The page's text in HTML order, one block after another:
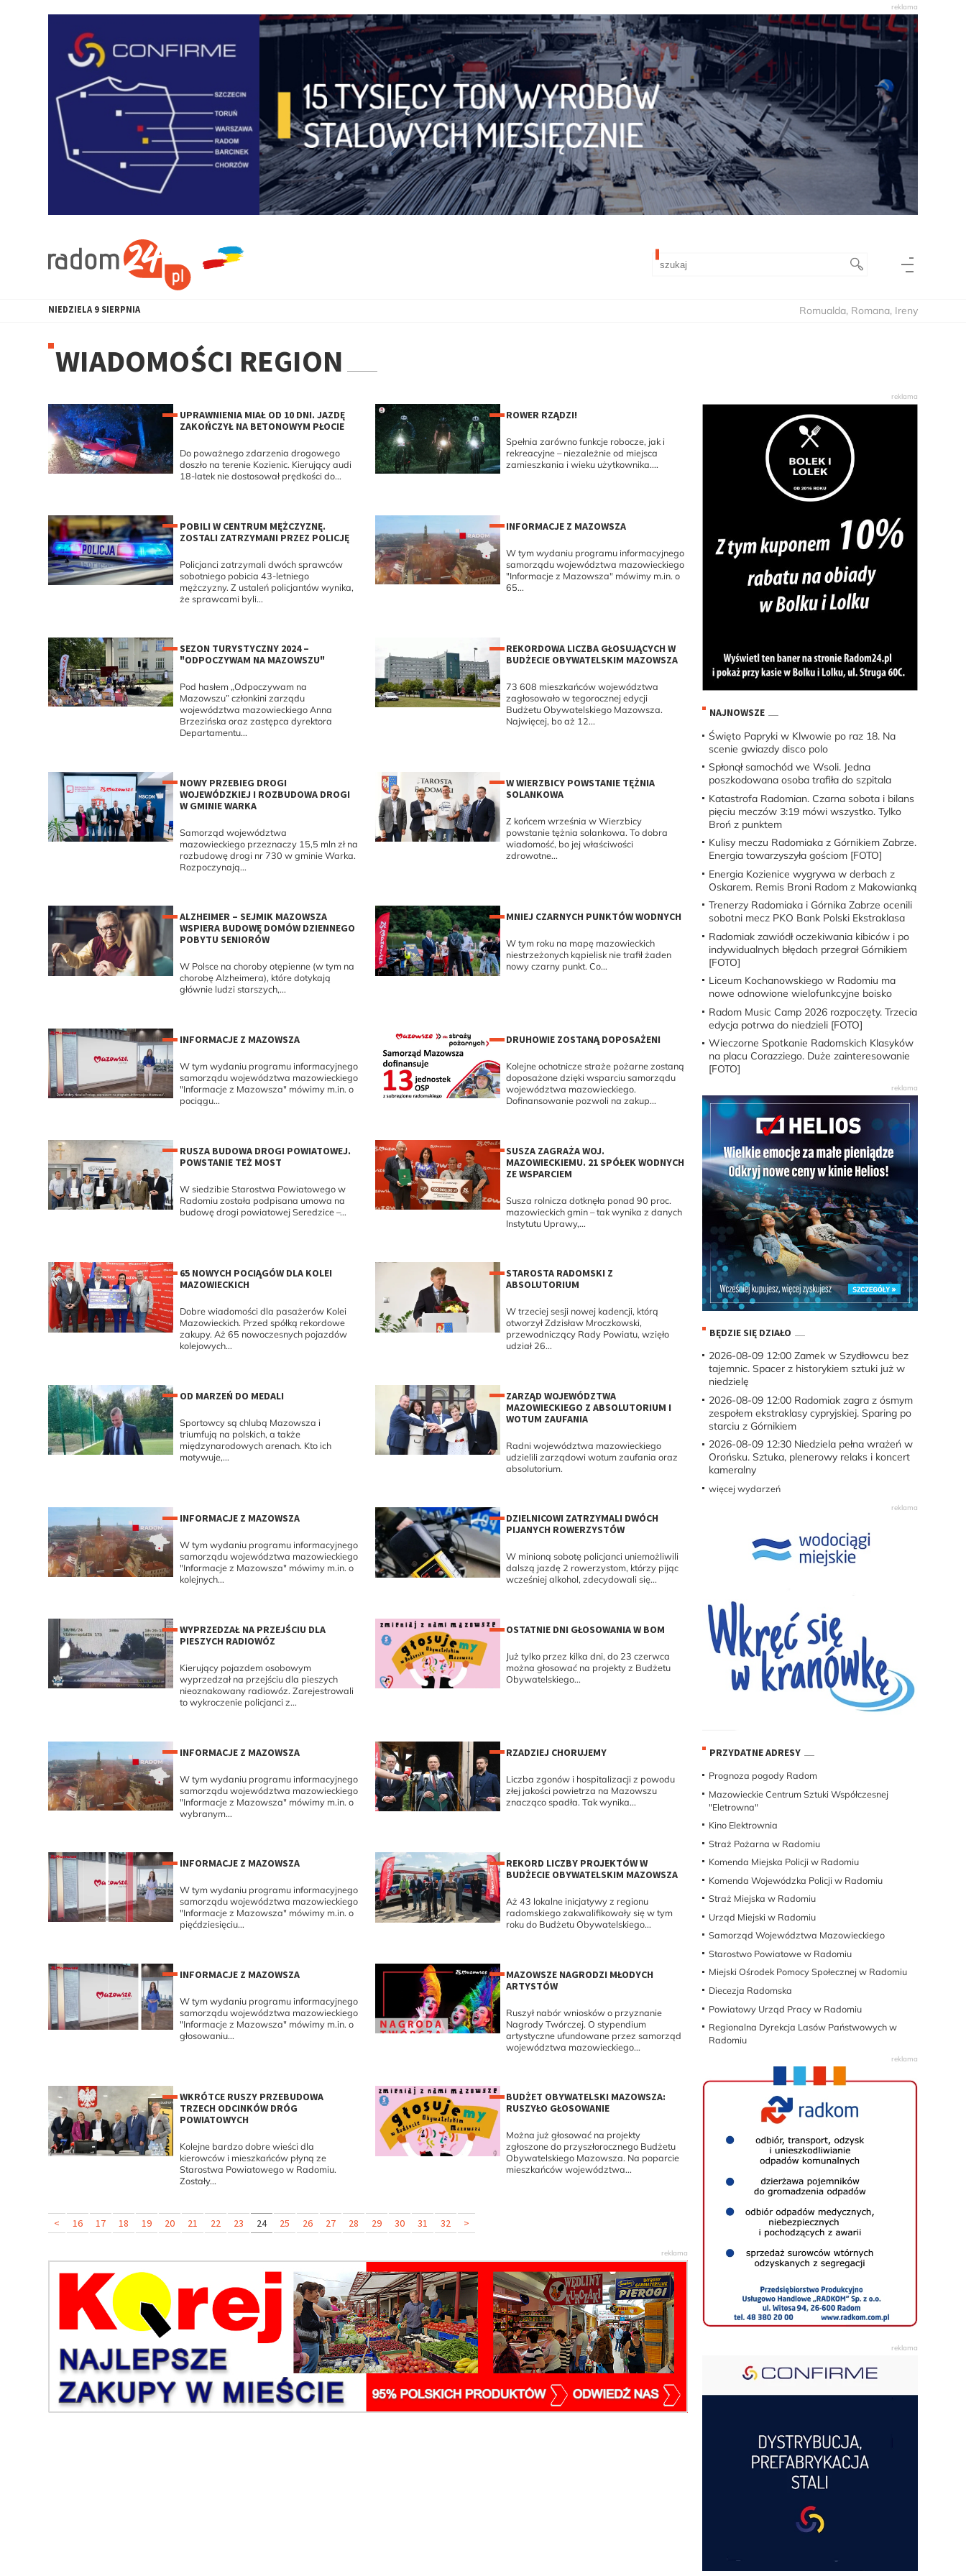
NIEDZIELA 9 SIERPNIA Romualda, Romana, Ireny
WIADOMOŚCI REGION
UPRAWNIENIA MIAŁ OD 10 DNI. JAZDĘ
ZAKOŃCZYŁ NA BETONOWYM PŁOCIE
Do poważnego zdarzenia drogowego
doszło na terenie Kozienic. Kierujący audi
18-latek nie dostosował prędkości do...
ROWER RZĄDZI!
Spełnia zarówno funkcje robocze, jak i
rekreacyjne – niezależnie od miejsca
zamieszkania i wieku użytkownika....
POBILI W CENTRUM MĘŻCZYZNĘ.
ZOSTALI ZATRZYMANI PRZEZ POLICJĘ
Policjanci zatrzymali dwóch sprawców
sobotniego pobicia 43-letniego
mężczyzny. Z ustaleń policjantów wynika,
że sprawcami byli...
INFORMACJE Z MAZOWSZA
W tym wydaniu programu informacyjnego
samorządu województwa mazowieckiego
"Informacje z Mazowsza" mówimy m.in. o
65...
SEZON TURYSTYCZNY 2024 –
"ODPOCZYWAM NA MAZOWSZU"
Pod hasłem „Odpoczywam na
Mazowszu” członkini zarządu
województwa mazowieckiego Anna
Brzezińska oraz zastępca dyrektora
Departamentu...
REKORDOWA LICZBA GŁOSUJĄCYCH W
BUDŻECIE OBYWATELSKIM MAZOWSZA
73 608 mieszkańców województwa
zagłosowało w tegorocznej edycji
Budżetu Obywatelskiego Mazowsza.
Najwięcej, bo aż 12...
NOWY PRZEBIEG DROGI
WOJEWÓDZKIEJ I ROZBUDOWA DROGI
W GMINIE WARKA
Samorząd województwa
mazowieckiego przeznaczy 15,5 mln zł na
rozbudowę drogi nr 730 w gminie Warka.
Rozpoczynają...
W WIERZBICY POWSTANIE TĘŻNIA
SOLANKOWA
Z końcem września w Wierzbicy
powstanie tężnia solankowa. To dobra
wiadomość, bo jej właściwości
zdrowotne...
ALZHEIMER – SEJMIK MAZOWSZA
WSPIERA BUDOWĘ DOMÓW DZIENNEGO
POBYTU SENIORÓW
W Polsce na choroby otępienne (w tym na
chorobę Alzheimera), które dotykają
głównie ludzi starszych,...
MNIEJ CZARNYCH PUNKTÓW WODNYCH
W tym roku na mapę mazowieckich
niestrzeżonych kąpielisk nie trafił żaden
nowy czarny punkt. Co...
INFORMACJE Z MAZOWSZA
W tym wydaniu programu informacyjnego
samorządu województwa mazowieckiego
"Informacje z Mazowsza" mówimy m.in. o
pociągu...
DRUHOWIE ZOSTANĄ DOPOSAŻENI
Kolejne ochotnicze straże pożarne zostaną
doposażone dzięki wsparciu samorządu
województwa mazowieckiego.
Dofinansowanie pozwoli na zakup...
RUSZA BUDOWA DROGI POWIATOWEJ.
POWSTANIE TEŻ MOST
W siedzibie Starostwa Powiatowego w
Radomiu została podpisana umowa na
budowę drogi powiatowej Seredzice –...
SUSZA ZAGRAŻA WOJ.
MAZOWIECKIEMU. 21 SPÓŁEK WODNYCH
ZE WSPARCIEM
Susza rolnicza dotknęła ponad 90 proc.
mazowieckich gmin – tak wynika z danych
Instytutu Uprawy,...
65 NOWYCH POCIĄGÓW DLA KOLEI
MAZOWIECKICH
Dobre wiadomości dla pasażerów Kolei
Mazowieckich. Przed spółką rekordowe
zakupy. Aż 65 nowoczesnych pojazdów
kolejowych...
STAROSTA RADOMSKI Z
ABSOLUTORIUM
W trzeciej sesji nowej kadencji, którą
otworzył Zdzisław Mroczkowski,
przewodniczący Rady Powiatu, wzięło
udział 26...
OD MARZEŃ DO MEDALI
Sportowcy są chlubą Mazowsza i
triumfują na polskich, a także
międzynarodowych arenach. Kto ich
motywuje,...
ZARZĄD WOJEWÓDZTWA
MAZOWIECKIEGO Z ABSOLUTORIUM I
WOTUM ZAUFANIA
Radni województwa mazowieckiego
udzielili zarządowi wotum zaufania oraz
absolutorium.
INFORMACJE Z MAZOWSZA
W tym wydaniu programu informacyjnego
samorządu województwa mazowieckiego
"Informacje z Mazowsza" mówimy m.in. o
kolejnych...
DZIELNICOWI ZATRZYMALI DWÓCH
PIJANYCH ROWERZYSTÓW
W minioną sobotę policjanci uniemożliwili
dalszą jazdę 2 rowerzystom, którzy pijąc
wcześniej alkohol, zdecydowali się...
WYPRZEDZAŁ NA PRZEJŚCIU DLA
PIESZYCH RADIOWÓZ
Kierujący pojazdem osobowym
wyprzedzał na przejściu dla pieszych
nieoznakowany radiowóz. Zarejestrowali
to wykroczenie policjanci z...
OSTATNIE DNI GŁOSOWANIA W BOM
Już tylko przez kilka dni, do 23 czerwca
można głosować na projekty z Budżetu
Obywatelskiego...
INFORMACJE Z MAZOWSZA
W tym wydaniu programu informacyjnego
samorządu województwa mazowieckiego
"Informacje z Mazowsza" mówimy m.in. o
wybranym...
RZADZIEJ CHORUJEMY
Liczba zgonów i hospitalizacji z powodu
złej jakości powietrza na Mazowszu
znacząco spadła. Tak wynika...
INFORMACJE Z MAZOWSZA
W tym wydaniu programu informacyjnego
samorządu województwa mazowieckiego
"Informacje z Mazowsza" mówimy m.in. o
pięćdziesięciu...
REKORD LICZBY PROJEKTÓW W
BUDŻECIE OBYWATELSKIM MAZOWSZA
Aż 43 lokalne inicjatywy z regionu
radomskiego zakwalifikowały się w tym
roku do Budżetu Obywatelskiego...
INFORMACJE Z MAZOWSZA
W tym wydaniu programu informacyjnego
samorządu województwa mazowieckiego
"Informacje z Mazowsza" mówimy m.in. o
głosowaniu...
MAZOWSZE NAGRODZI MŁODYCH
ARTYSTÓW
Ruszył nabór wniosków o przyznanie
Nagrody Twórczej. O stypendium
artystyczne ufundowane przez samorząd
województwa mazowieckiego...
WKRÓTCE RUSZY PRZEBUDOWA
TRZECH ODCINKÓW DRÓG
POWIATOWYCH
Kolejne bardzo dobre wieści dla
kierowców i mieszkańców płyną ze
Starostwa Powiatowego w Radomiu.
Zostały...
BUDŻET OBYWATELSKI MAZOWSZA:
RUSZYŁO GŁOSOWANIE
Można już głosować na projekty
zgłoszone do przyszłorocznego Budżetu
Obywatelskiego Mazowsza. Na poparcie
mieszkańców województwa...
< 16 17 18 19 20 21 22 23 24 25 26 27 28 29 30 31 32 >
NAJNOWSZE
Święto Papryki w Klwowie po raz 18. Na
scenie gwiazdy disco polo
Spłonął samochód we Wsoli. Jedna
poszkodowana osoba trafiła do szpitala
Katastrofa Radomian. Czarna sobota i bilans
pięciu meczów 3:19 mówi wszystko. Tylko
Broń z punktem
Kulisy meczu Radomiaka z Górnikiem Zabrze.
Energia towarzyszyła gościom [FOTO]
Energia Kozienice wygrywa w derbach z
Oskarem. Remis Broni Radom z Makowianką
Trenerzy Radomiaka i Górnika Zabrze ocenili
sobotni mecz PKO Bank Polski Ekstraklasa
Radomiak zawiódł oczekiwania kibiców i po
indywidualnych błędach przegrał Górnikiem
[FOTO]
Liceum Kochanowskiego w Radomiu ma
nowe odnowione wielofunkcyjne boisko
Radom Music Camp 2026 rozpoczęty. Trzecia
edycja potrwa do niedzieli [FOTO]
Wieczorne Spotkanie Radomskich Klasyków
na placu Corazziego. Duże zainteresowanie
[FOTO]
BĘDZIE SIĘ DZIAŁO
2026-08-09 12:00Zamek w Szydłowcu bez
tajemnic. Spacer z historykiem sztuki już w
niedzielę
2026-08-09 12:00Radomiak zagra z ósmym
zespołem ekstraklasy cypryjskiej. Sparing po
starciu z Górnikiem
2026-08-09 12:30Niedziela pełna wrażeń w
Orońsku. Sztuka, plenerowy relaks i koncert
kameralny
więcej wydarzeń
PRZYDATNE ADRESY
Prognoza pogody Radom
Mazowieckie Centrum Sztuki Współczesnej
"Eletrowna"
Kino Elektrownia
Straż Pożarna w Radomiu
Komenda Miejska Policji w Radomiu
Komenda Wojewódzka Policji w Radomiu
Straż Miejska w Radomiu
Urząd Miejski w Radomiu
Samorząd Województwa Mazowieckiego
Starostwo Powiatowe w Radomiu
Miejski Ośrodek Pomocy Społecznej w Radomiu
Diecezja Radomska
Powiatowy Urząd Pracy w Radomiu
Regionalna Dyrekcja Lasów Państwowych w
Radomiu